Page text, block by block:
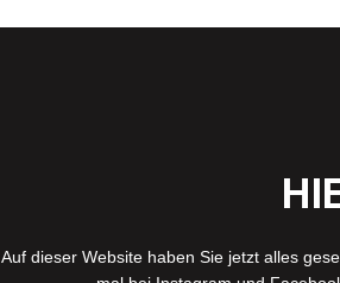
Auf dieser Website haben Sie jetzt alles